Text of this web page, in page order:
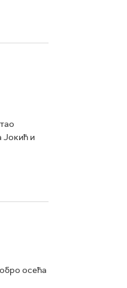
Јокић и
осећа